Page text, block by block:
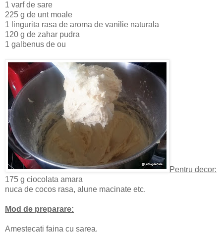
1 varf de sare
225 g de unt moale
1 lingurita rasa de aroma de vanilie naturala
120 g de zahar pudra
1 galbenus de ou
Pentru decor:
175 g ciocolata amara
nuca de cocos rasa, alune macinate etc.
Mod de preparare:
Amestecati faina cu sarea.